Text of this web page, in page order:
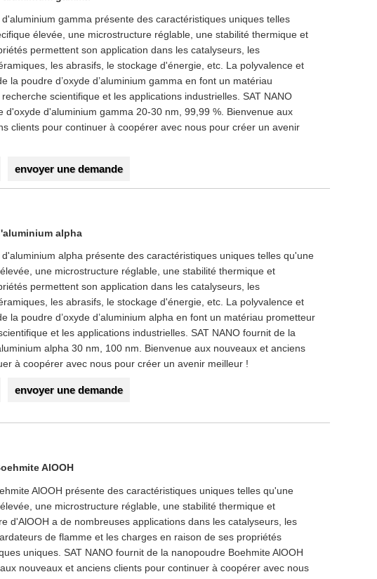
gamma présente des caractéristiques uniques telles
élevée, une microstructure réglable, une stabilité thermique et
permettent son application dans les catalyseurs, les
les abrasifs, le stockage d'énergie, etc. La polyvalence et
la poudre d’oxyde d’aluminium gamma en font un matériau
scientifique et les applications industrielles. SAT NANO
d'oxyde d'aluminium gamma 20-30 nm, 99,99 %. Bienvenue aux
clients pour continuer à coopérer avec nous pour créer un avenir
envoyer une demande
alpha
alpha présente des caractéristiques uniques telles qu'une
une microstructure réglable, une stabilité thermique et
permettent son application dans les catalyseurs, les
les abrasifs, le stockage d'énergie, etc. La polyvalence et
la poudre d’oxyde d’aluminium alpha en font un matériau prometteur
et les applications industrielles. SAT NANO fournit de la
alpha 30 nm, 100 nm. Bienvenue aux nouveaux et anciens
à coopérer avec nous pour créer un avenir meilleur !
envoyer une demande
AlOOH
AlOOH présente des caractéristiques uniques telles qu'une
une microstructure réglable, une stabilité thermique et
d'AlOOH a de nombreuses applications dans les catalyseurs, les
de flamme et les charges en raison de ses propriétés
uniques. SAT NANO fournit de la nanopoudre Boehmite AlOOH
nouveaux et anciens clients pour continuer à coopérer avec nous